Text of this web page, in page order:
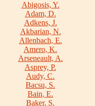
Abigosis, Y.
Adam, D.
Adkens, J.
Akbarian, N.
Allenbach, E.
Amero, K.
Arseneault, A.
Asprey, P.
Audy, C.
Bacsu, S.
Bain, E.
Baker, S.